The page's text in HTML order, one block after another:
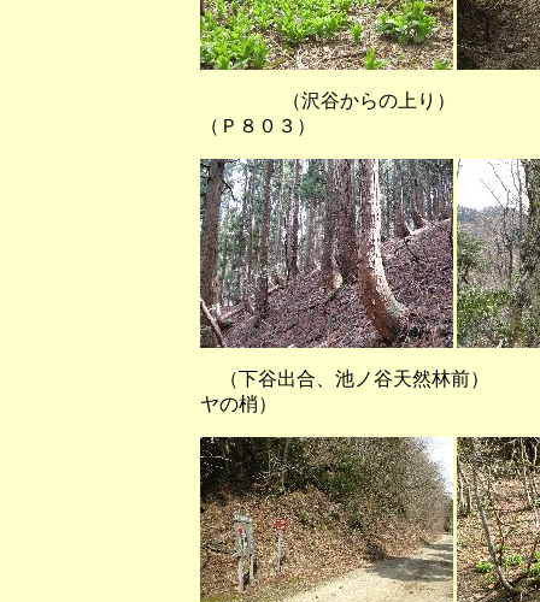
（沢谷からの上
（Ｐ８０３）
（下谷出合、池ノ谷天然林
ヤの梢）